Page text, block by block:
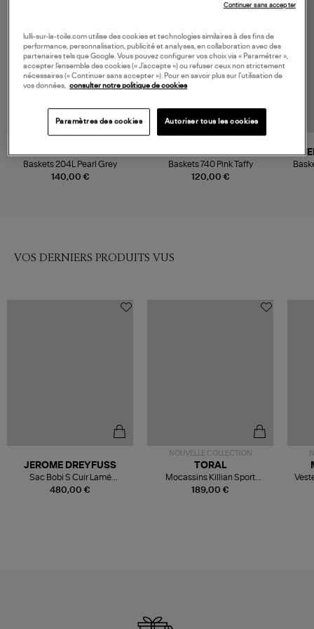
140,00 €
NEW BALANCE
Baskets 204L Pearl Grey
120,00 €
NEW BALANCE
Baskets 740 Pink Taffy
VOS DERNIERS PRODUITS VUS
480,00 €
JEROME DREYFUSS
Sac Bobi S Cuir Lamé
Champagne
NOUVELLE COLLECTION
189,00 €
TORAL
Mocassins Killian Sport
Mousse
lulli-sur-la-toile.com utilise des cookies et technologies similaires à des fins de
performance, personnalisation, publicité et analyses, en collaboration avec des
partenaires tels que Google. Vous pouvez configurer vos choix via « Paramétrer »,
accepter l’ensemble des cookies (« J’accepte ») ou refuser ceux non strictement
nécessaires (« Continuer sans accepter »). Pour en savoir plus sur l’utilisation de
vos données, consulter notre politique de cookies
Paramètres des cookies Autoriser tous les cookies
Continuer sans accepter